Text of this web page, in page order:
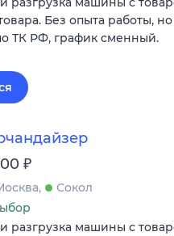
Без опыта работы,
ТК РФ, график сменный.
₽
Сокол
разгрузка машины с